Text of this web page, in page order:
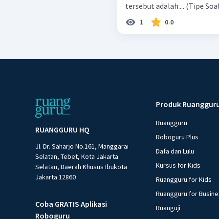
tersebut
1 0.0
RUANGGURU HQ
Jl. Dr. Saharjo No.161, Manggarai
Selatan, Tebet, Kota Jakarta
Selatan, Daerah Khusus Ibukota
Jakarta 12860
Coba GRATIS Aplikasi
Roboguru
Produk
Ruangguru
Roboguru Plus
Dafa dan Lulu
Kursus for Kids
Ruangguru for Kids
Ruangguru for
Ruanguji